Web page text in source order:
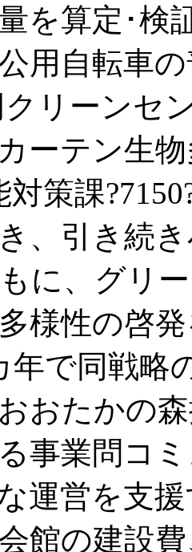
を算定･検
用自転車
クリーンセ
ーテン生
対策課
、引き続
に、グリ
様性の啓
年で同戦略
おたかの
事業問コ
運営を支
館の建設